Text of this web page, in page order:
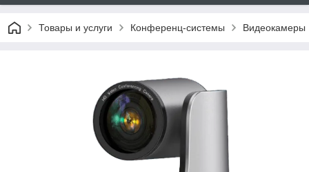
Товары и услуги Конференц-системы Видеокамеры